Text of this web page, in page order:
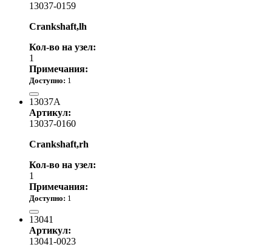
13037-0159
Crankshaft,lh
Кол-во на узел:
1
Примечания:
Доступно: 1
13037A
Артикул:
13037-0160
Crankshaft,rh
Кол-во на узел:
1
Примечания:
Доступно: 1
13041
Артикул:
13041-0023